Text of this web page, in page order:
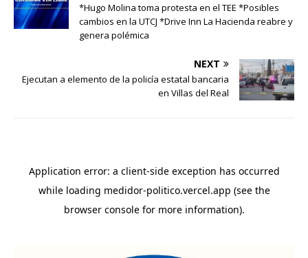
*Hugo Molina toma protesta en el TEE *Posibles
cambios en la UTCJ *Drive Inn La Hacienda reabre y
genera polémica
NEXT
Ejecutan a elemento de la policía estatal bancaria
en Villas del Real